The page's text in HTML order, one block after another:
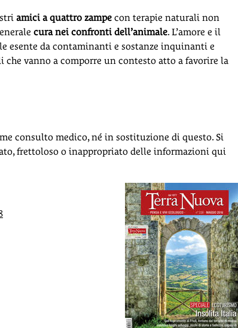
amici a quattro zampe con terapie naturali non
cura nei confronti dell’animale. L’amore e il
esente da contaminanti e sostanze inquinanti e
che vanno a comporre un contesto atto a favorire la
consulto medico, né in sostituzione di questo. Si
frettoloso o inappropriato delle informazioni qui